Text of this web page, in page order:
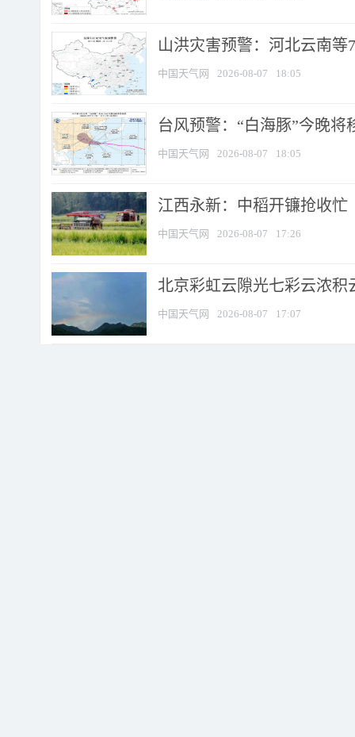
山洪灾害预警：河北云南
中国天气网 2026-08-07 18:05
台风预警：“白海豚”今晚将
中国天气网 2026-08-07 18:05
江西永新：中稻开镰抢收忙
中国天气网 2026-08-07 17:26
北京彩虹云隙光七彩云浓积
中国天气网 2026-08-07 17:07